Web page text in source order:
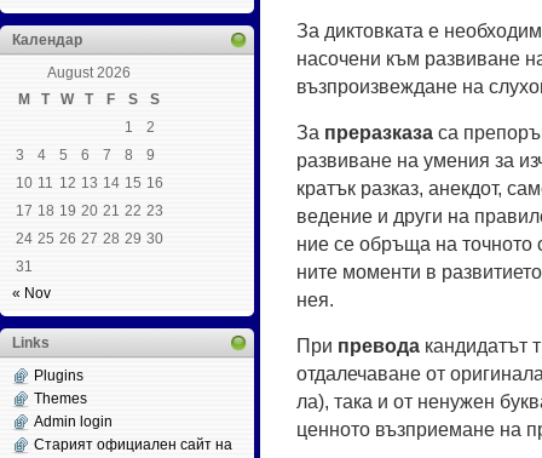
Календар
August 2026
M
T W T F S
S
1
2
3
4 5 6 7 8
9
10 11 12 13 14 15 16
17 18 19 20 21 22 23
24 25 26 27 28 29 30
31
« Nov
Links
Plugins
Themes
Admin login
Старият официален сайт на
За дик­тов­ка­та е
на­со­че­ни към раз­ви­ва­не
възпро­из­веж­да­не на
За пре­раз­ка­за са
раз­ви­ва­не на уме­ния за
кратък раз­каз, анек­дот,
ве­де­ние и други на
ние се обръ­ща на точ­но­то
ни­те мо­мен­ти в
нея.
При пре­во­да кан­ди­датът
от­да­ле­ча­ва­не от
ла), та­ка и от не­ну­жен
цен­но­то възпри­е­ма­не на